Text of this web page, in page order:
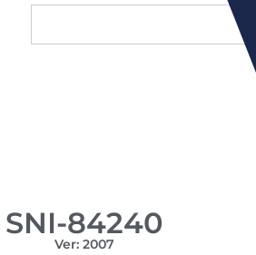
SNI-84240
Ver: 2007